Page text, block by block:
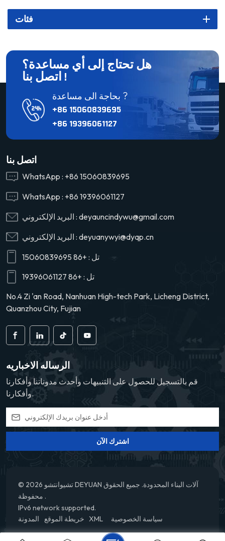
فئات
هل تحتاج إلى أي مساعدة؟
اتصل بنا !
بحاجة الى مساعدة ?
+86 15060839695
+86 19396061127
اتصل بنا
WhatsApp : +86 15060839695
WhatsApp : +86 19396061127
البريد الإلكتروني : deyauncindywu@gmail.com
البريد الإلكتروني : deyuanywyi@dyqp.cn
تل : +86 15060839695
تل : +86 19396061127
No.4 Zi 'an Road, Nanhuan High-tech Park, Licheng District,
Quanzhou City, Fujian
الرساله الاخباريه
قم بالتسجيل للحصول على التنبيهات وأحدث مدوناتنا وأفكارنا
وأفكارنا.
اشترك الآن
© 2026 تشيوانتشو DEYUAN آلات البناء المحدودة. جميع الحقوق
محفوظة .
IPv6 network supported.
المدونة
خريطة الموقع XML سياسة الخصوصية